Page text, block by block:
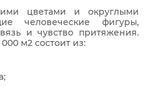
цветами и округлыми
человеческие фигуры,
и чувство притяжения.
м2 состоит из: